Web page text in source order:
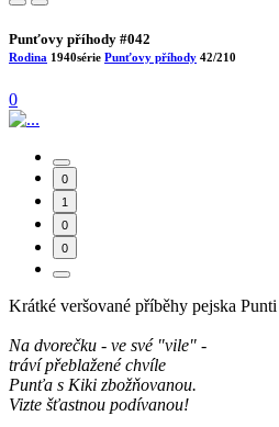
Punťovy příhody #042
Rodina 1940série Punťovy příhody 42/210
0
0
1
0
0
Krátké veršované příběhy pejska
Na dvorečku - ve své "vile" -
tráví přeblažené chvíle
Punťa s Kiki zbožňovanou.
Vizte šťastnou podívanou!